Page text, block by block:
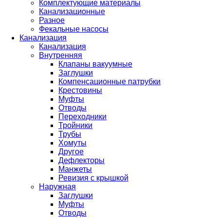
Комплектующие материалы
Канализационные
Разное
Фекальные насосы
Канализация
Канализация
Внутренняя
Клапаны вакуумные
Заглушки
Компенсационные патрубки
Крестовины
Муфты
Отводы
Переходники
Тройники
Трубы
Хомуты
Другое
Дефлекторы
Манжеты
Ревизия с крышкой
Наружная
Заглушки
Муфты
Отводы